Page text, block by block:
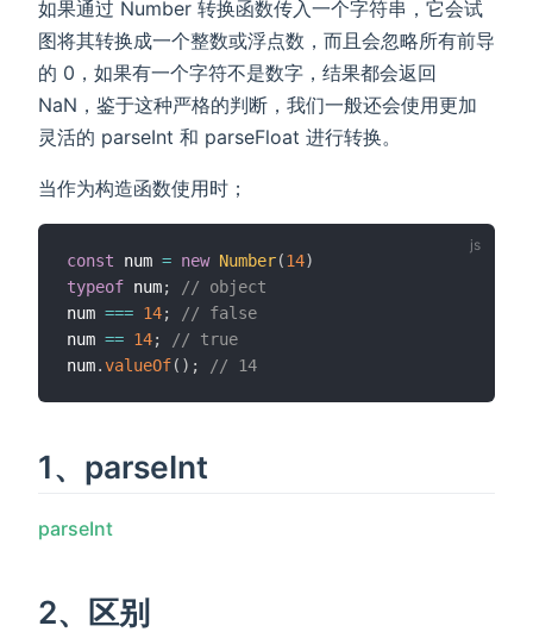
如果通过 Number 转换函数传入一个字符串，它会试
图将其转换成一个整数或浮点数，而且会忽略所有前导
的 0，如果有一个字符不是数字，结果都会返回
NaN，鉴于这种严格的判断，我们一般还会使用更加
灵活的 parseInt 和 parseFloat 进行转换。
当作为构造函数使用时；
const num = new Number(14)
typeof num;
// object
num === 14;
// false
num == 14;
// true
num.valueOf( ) ; // 14
1、parseInt
parseInt
2、区别